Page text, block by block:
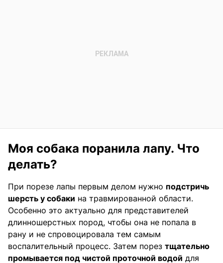
Моя собака поранила лапу. Что
делать?
При порезе лапы первым делом нужно подстричь
шерсть у собаки на травмированной области.
Особенно это актуально для представителей
длинношерстных пород, чтобы она не попала в
рану и не спровоцировала тем самым
воспалительный процесс. Затем порез тщательно
промывается под чистой проточной водой для